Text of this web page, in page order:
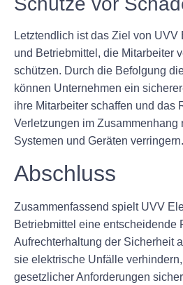
Letztendlich ist das Ziel von UVV
und Betriebmittel, die Mitarbeiter
schützen. Durch die Befolgung
können Unternehmen ein
ihre Mitarbeiter schaffen und das
Verletzungen im Zusammenhang
Systemen und Geräten verringern.
Abschluss
Zusammenfassend spielt UVV
Betriebmittel eine entscheidende
Aufrechterhaltung der Sicherheit
sie elektrische Unfälle
gesetzlicher Anforderungen